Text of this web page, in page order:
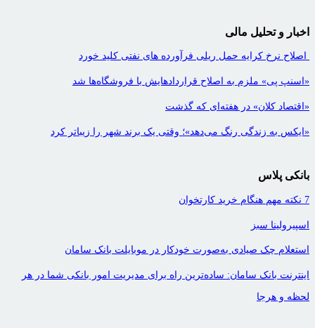
اخبار و تحلیل مالی
اصلاح نرخ کرایه حمل ریلی فرآورده های نفتی کلید خورد
«اسنپ پی» ملزم به اصلاح قراردادهایش با فروشگاه‌ها شد
«اقتصاد کلان» در هفته‌ای که گذشت
«ایکس به زندگی رنگ می‌دهد»؛ وقتی یک برند شهر را زیباتر کرد
بانکی پلاس
7 نکته مهم هنگام خرید کارتخوان
اسپیرولینا سبز
استعلام چک صیادی به‌صورت خودکار در موبایلت بانک سامان
اینترنت بانک سامان: ساده‌ترین راه برای مدیریت امور بانکی شما در هر
لحظه و هرجا